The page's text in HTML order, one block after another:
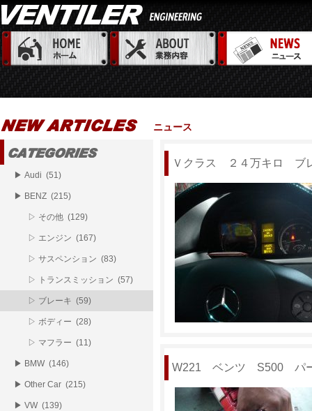
ニュース
Ｖクラス ２４万キロ ブ
W221 ベンツ S500 パー
▶ Audi (51)
▶ BENZ (215)
▷ その他 (129)
▷ エンジン (167)
▷ サスペンション (83)
▷ トランスミッション (57)
▷ ブレーキ (59)
▷ ボディー (28)
▷ マフラー (11)
▶ BMW (146)
▶ Other Car (215)
▶ VW (139)